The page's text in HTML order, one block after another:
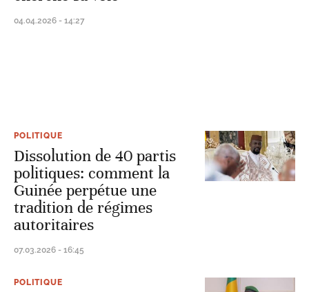
04.04.2026 - 14:27
POLITIQUE
Dissolution de 40 partis
politiques: comment la
Guinée perpétue une
tradition de régimes
autoritaires
07.03.2026 - 16:45
POLITIQUE